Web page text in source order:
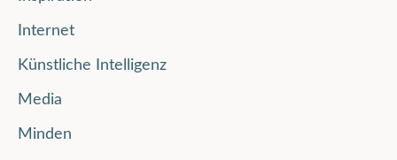
Internet
Künstliche Intelligenz
Media
Minden